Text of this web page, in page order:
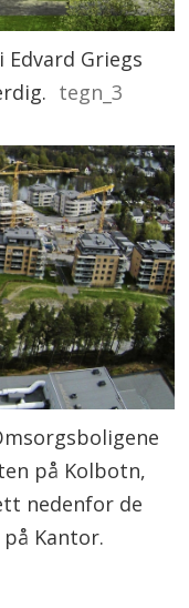
Edvard Griegs
tegn_3
på Kolbotn,
nedenfor de
Kantor.